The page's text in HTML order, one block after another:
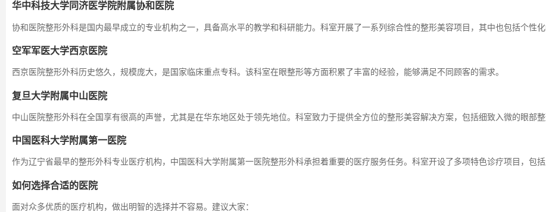
华中科技大学同济医学院附属协和医院
协和医院整形外科是国内最早成立的专业机构之一，具备高水平的教学和科研能力。科室开展了一系列综合性的整形美容项目，其中也包括个性化
空军军医大学西京医院
西京医院整形外科历史悠久，规模庞大，是国家临床重点专科。该科室在眼整形等方面积累了丰富的经验，能够满足不同顾客的需求。
复旦大学附属中山医院
中山医院整形外科在全国享有很高的声誉，尤其是在华东地区处于领先地位。科室致力于提供全方位的整形美容解决方案，包括细致入微的眼部整
中国医科大学附属第一医院
作为辽宁省最早的整形外科专业医疗机构，中国医科大学附属第一医院整形外科承担着重要的医疗服务任务。科室开设了多项特色诊疗项目，包括
如何选择合适的医院
面对众多优质的医疗机构，做出明智的选择并不容易。建议大家：